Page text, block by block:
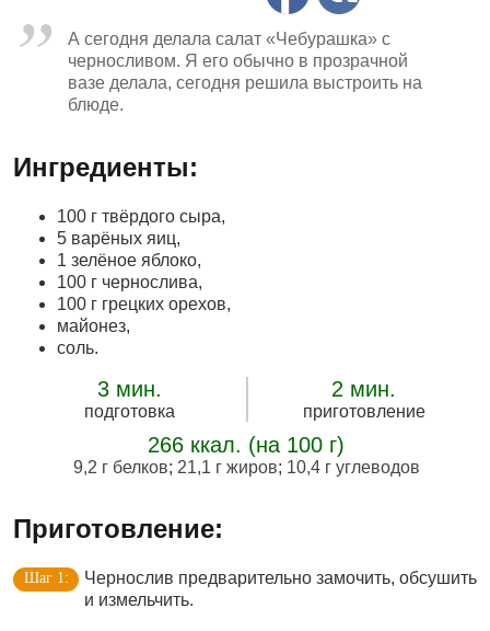
А сегодня делала салат «Чебурашка» с
черносливом. Я его обычно в прозрачной
вазе делала, сегодня решила выстроить на
блюде.
Ингредиенты:
100 г твёрдого сыра,
5 варёных яиц,
1 зелёное яблоко,
100 г чернослива,
100 г грецких орехов,
майонез,
соль.
3 мин.
подготовка
2 мин.
приготовление
266 ккал. (на 100 г)
9,2 г белков; 21,1 г жиров; 10,4 г углеводов
Приготовление:
Чернослив предварительно замочить, обсушить
и измельчить.